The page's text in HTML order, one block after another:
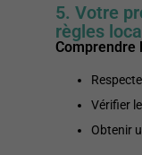
5. Votre
règles
Comprendre
Vérifier
Obtenir